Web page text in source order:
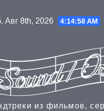
Авг 8th, 2026 4:14:58 AM
из фильмов,